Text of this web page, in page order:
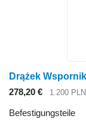
278,20 € 1.200 PLN
Befestigungsteile